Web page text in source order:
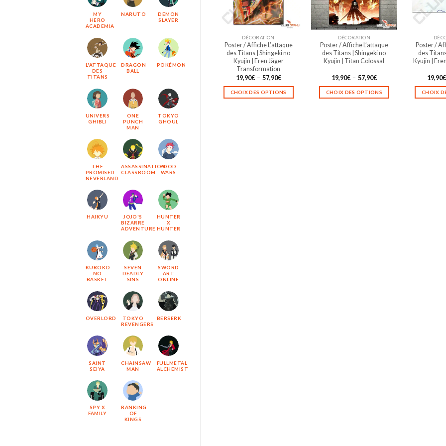
MY
HERO
ACADEMIA
NARUTO
DEMON
SLAYER
L'ATTAQUE
DES
TITANS
DRAGON
BALL
POKÉMON
UNIVERS
GHIBLI
ONE
PUNCH
MAN
TOKYO
GHOUL
THE
PROMISED
NEVERLAND
ASSASSINATION
CLASSROOM
FOOD
WARS
HAIKYU
JOJO'S
BIZARRE
ADVENTURE
HUNTER
X
HUNTER
KUROKO
NO
BASKET
SEVEN
DEADLY
SINS
SWORD
ART
ONLINE
OVERLORD
TOKYO
REVENGERS
BERSERK
SAINT
SEIYA
CHAINSAW
MAN
FULLMETAL
ALCHEMIST
SPY X
FAMILY
RANKING
OF
KINGS
être
choisies
la
page
du
produit
être
choisies
sur
la
page
du
DÉCORATION
Poster / Affiche L’attaque
des Titans | Shingeki no
Kyujin | Eren Jäger
Transformation
19,90€ – 57,90€Plage
prix :
19,90€
à
CHOIX DES OPTIONS
DÉCORATION
Poster / Affiche L’attaque
des Titans | Shingeki no
Kyujin | Titan Colossal
19,90€ – 57,90€Plage
prix :
19,90€
à
CHOIX DES OPTIONS
Poster /
des
Kyujin |
19,90€
CHOIX